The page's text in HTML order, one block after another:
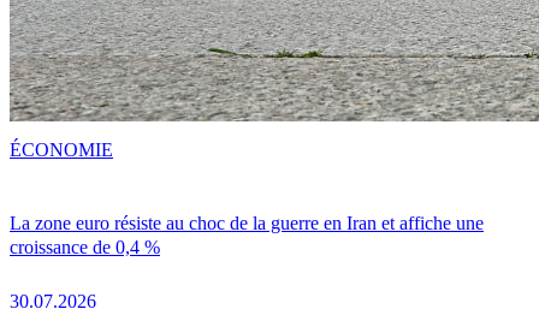
La zone euro résiste au choc de la guerre en Iran et affiche une
croissance de 0,4 %
30.07.2026
ÉCONOMIE